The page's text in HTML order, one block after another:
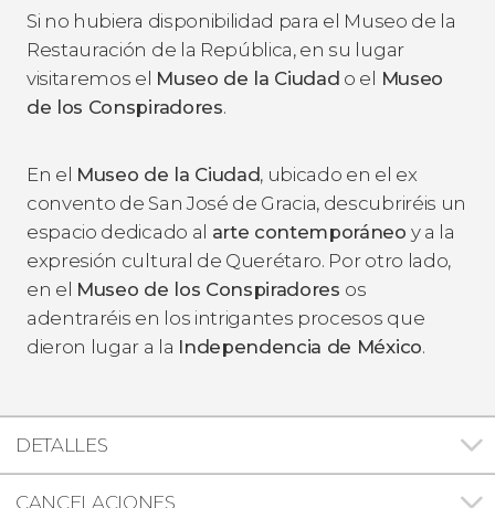
Si no hubiera disponibilidad para el Museo de la
Restauración de la República, en su lugar
visitaremos el Museo de la Ciudad o el Museo
de los Conspiradores.
En el Museo de la Ciudad, ubicado en el ex
convento de San José de Gracia, descubriréis un
espacio dedicado al arte contemporáneo y a la
expresión cultural de Querétaro. Por otro lado,
en el Museo de los Conspiradores os
adentraréis en los intrigantes procesos que
dieron lugar a la Independencia de México.
DETALLES
CANCELACIONES